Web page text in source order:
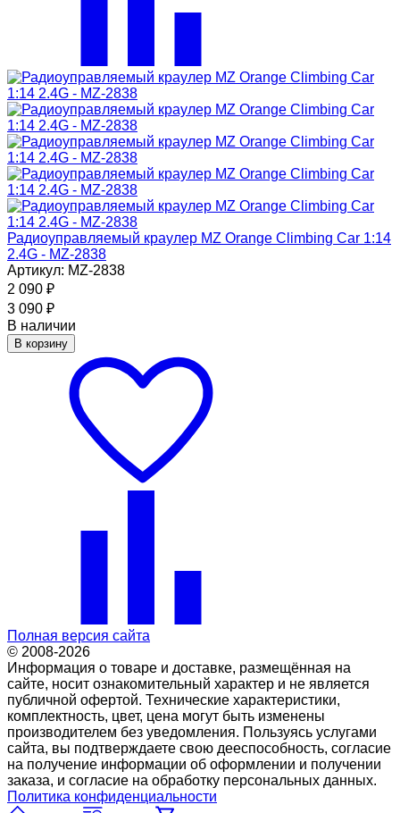
Радиоуправляемый краулер MZ Orange Climbing Car 1:14
2.4G - MZ-2838
Артикул: MZ-2838
2 090 ₽
3 090 ₽
В наличии
В корзину
Полная версия сайта
© 2008-2026
Информация о товаре и доставке, размещённая на
сайте, носит ознакомительный характер и не является
публичной офертой. Технические характеристики,
комплектность, цвет, цена могут быть изменены
производителем без уведомления. Пользуясь услугами
сайта, вы подтверждаете свою дееспособность, согласие
на получение информации об оформлении и получении
заказа, и согласие на обработку персональных данных.
Политика конфиденциальности